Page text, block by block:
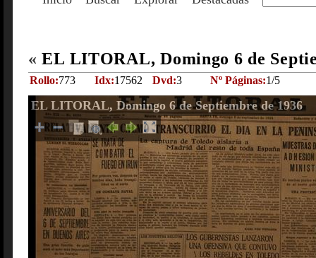
« EL LITORAL, Domingo 6 de
Rollo:773 Idx:17562 Dvd:3 Nº Páginas:1/5
EL LITORAL, Domingo 6 de Septiembre de 1936